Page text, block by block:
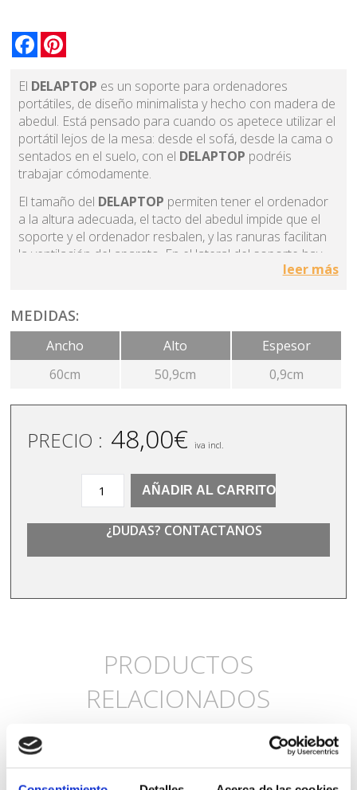
Facebook
El DELAPTOP es un soporte para ordenadores
portátiles, de diseño minimalista y hecho con madera de
abedul. Está pensado para cuando os apetece utilizar el
portátil lejos de la mesa: desde el sofá, desde la cama o
sentados en el suelo, con el DELAPTOP podréis
trabajar cómodamente.
El tamaño del DELAPTOP permiten tener el ordenador
a la altura adecuada, el tacto del abedul impide que el
soporte y el ordenador resbalen, y las ranuras facilitan
la ventilación del aparato. En el lateral del soporte hay
un espacio adicional para que podáis utilizar el ratón o
para zurdos como para diestros: dad la vuelta al
DELAPTOP
leer más
MEDIDAS:
Ancho
60cm
Alto
50,9cm
Espesor
0,9cm
PRECIO : 48,00€ iva incl.
cantidad
AÑADIR AL CARRITO
¿DUDAS? CONTACTANOS
PRODUCTOS
RELACIONADOS